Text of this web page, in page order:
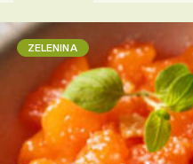
ZELENINA